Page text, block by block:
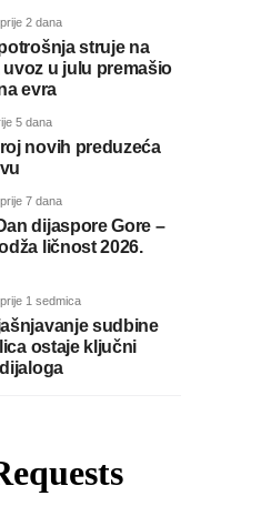
prije 2 dana
struje na
uvoz u julu premašio
evra
5 dana
novih preduzeća
prije 7 dana
dijaspore Gore –
ličnost 2026.
prije 1 sedmica
sudbine
ostaje ključni